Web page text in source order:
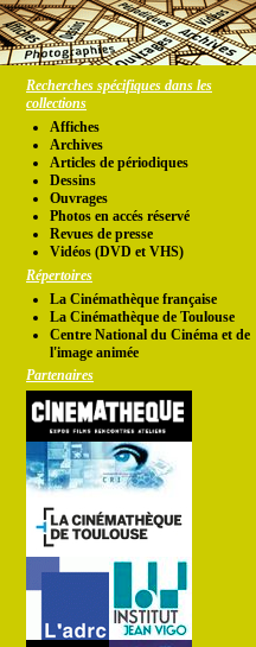
Recherches spécifiques dans les
collections
Affiches
Archives
Articles de périodiques
Dessins
Ouvrages
Photos en accés réservé
Revues de presse
Vidéos (DVD et VHS)
Répertoires
La Cinémathèque française
La Cinémathèque de Toulouse
Centre National du Cinéma et de
l'image animée
Partenaires